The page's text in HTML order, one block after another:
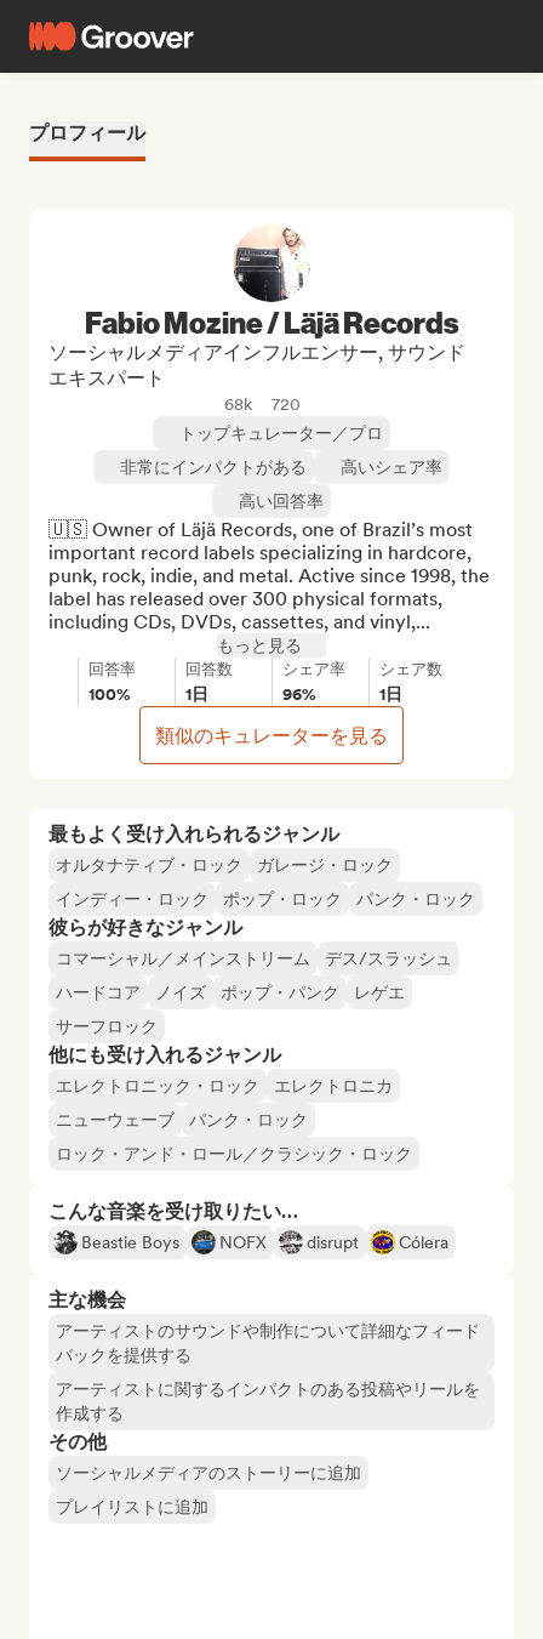
プロフィール
最もよく受け入れられるジャンル
オルタナティブ・ロック
ガレージ・ロック
インディー・ロック
ポップ・ロック パンク・ロック
彼らが好きなジャンル
コマーシャル／メインストリーム
デス/スラッシュ
ハードコア
ノイズ ポップ・パンク
レゲエ
サーフロック
他にも受け入れるジャンル
エレクトロニック・ロック
エレクトロニカ
ニューウェーブ
パンク・ロック
ロック・アンド・ロール／クラシック・ロック
こんな音楽を受け取りたい…
Beastie Boys NOFX disrupt Cólera
主な機会
アーティストのサウンドや制作について詳細なフィード
バックを提供する
アーティストに関するインパクトのある投稿やリールを
作成する
その他
ソーシャルメディアのストーリーに追加
プレイリストに追加
Fabio Mozine / Läjä Records
ソーシャルメディアインフルエンサー, サウンド
エキスパート
68k
720
トップキュレーター／プロ
非常にインパクトがある
高いシェア率
高い回答率
🇺🇸 Owner of Läjä Records, one of Brazil’s most
important record labels specializing in hardcore,
punk, rock, indie, and metal. Active since 1998, the
label has released over 300 physical formats,
including CDs, DVDs, cassettes, and vinyl,...
もっと見る
回答率
100%
回答数
1日
シェア率
96%
シェア数
1日
類似のキュレーターを見る